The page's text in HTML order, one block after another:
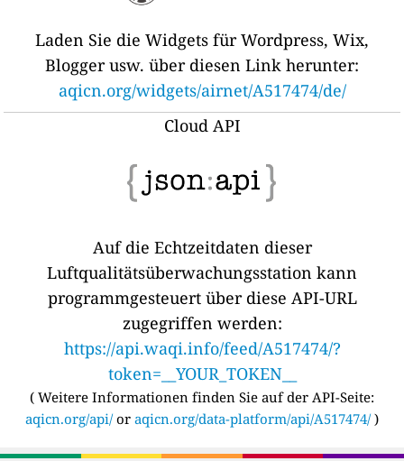
Laden Sie die Widgets für Wordpress, Wix,
Blogger usw. über diesen Link herunter:
aqicn.org/widgets/airnet/A517474/de/
Cloud API
Auf die Echtzeitdaten dieser
Luftqualitätsüberwachungsstation kann
programmgesteuert über diese API-URL
zugegriffen werden:
https://api.waqi.info/feed/A517474/?
token=__YOUR_TOKEN__
( Weitere Informationen finden Sie auf der API-Seite:
aqicn.org/api/or aqicn.org/data-platform/api/A517474/)